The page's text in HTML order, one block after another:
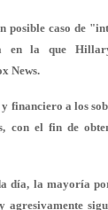
posible caso de
en la que
News.
a los
con el fin de
día, la mayoría